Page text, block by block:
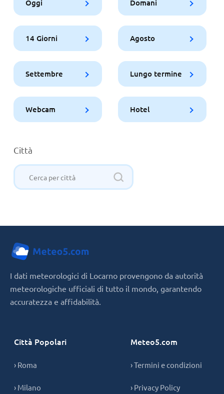
Oggi Domani
14 Giorni Agosto
Settembre Lungo termine
Webcam Hotel
Città
I dati meteorologici di Locarno provengono da autorità
meteorologiche ufficiali di tutto il mondo, garantendo
accuratezza e affidabilità.
Città Popolari
› Roma
› Milano
Meteo5.com
› Termini e condizioni
› Privacy Policy